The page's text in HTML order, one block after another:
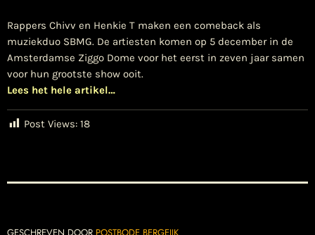
Rappers Chivv en Henkie T maken een comeback als
muziekduo SBMG. De artiesten komen op 5 december in de
Amsterdamse Ziggo Dome voor het eerst in zeven jaar samen
voor hun grootste show ooit.
Lees het hele artikel…
Post Views: 18
GESCHREVEN DOOR POSTBODE BERGEIJK